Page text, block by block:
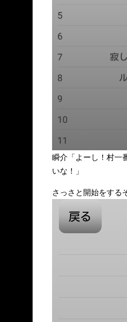
瞬介「よーし！村一
いな！」
さっさと開始をする